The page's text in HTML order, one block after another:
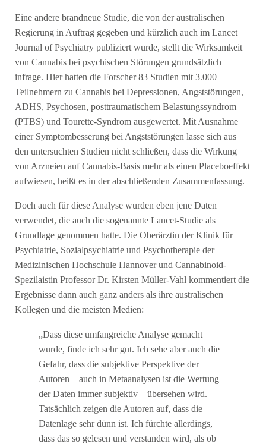
Eine andere brandneue Studie, die von der australischen
Regierung in Auftrag gegeben und kürzlich auch im Lancet
Journal of Psychiatry publiziert wurde, stellt die Wirksamkeit
von Cannabis bei psychischen Störungen grundsätzlich
infrage. Hier hatten die Forscher 83 Studien mit 3.000
Teilnehmern zu Cannabis bei Depressionen, Angststörungen,
ADHS, Psychosen, posttraumatischem Belastungssyndrom
(PTBS) und Tourette-Syndrom ausgewertet. Mit Ausnahme
einer Symptombesserung bei Angststörungen lasse sich aus
den untersuchten Studien nicht schließen, dass die Wirkung
von Arzneien auf Cannabis-Basis mehr als einen Placeboeffekt
aufwiesen, heißt es in der abschließenden Zusammenfassung.
Doch auch für diese Analyse wurden eben jene Daten
verwendet, die auch die sogenannte Lancet-Studie als
Grundlage genommen hatte. Die Oberärztin der Klinik für
Psychiatrie, Sozialpsychiatrie und Psychotherapie der
Medizinischen Hochschule Hannover und Cannabinoid-
Spezilaistin Professor Dr. Kirsten Müller-Vahl kommentiert die
Ergebnisse dann auch ganz anders als ihre australischen
Kollegen und die meisten Medien:
„Dass diese umfangreiche Analyse gemacht
wurde, finde ich sehr gut. Ich sehe aber auch die
Gefahr, dass die subjektive Perspektive der
Autoren – auch in Metaanalysen ist die Wertung
der Daten immer subjektiv – übersehen wird.
Tatsächlich zeigen die Autoren auf, dass die
Datenlage sehr dünn ist. Ich fürchte allerdings,
dass das so gelesen und verstanden wird, als ob